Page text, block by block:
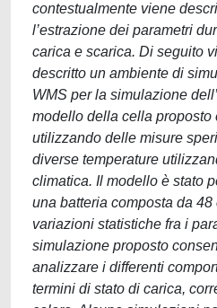
contestualmente viene
l’estrazione dei parametri
carica e scarica. Di seguito
descritto un ambiente di
WMS per la simulazione
modello della cella proposto
utilizzando delle misure
diverse temperature
climatica. Il modello è stato
una batteria composta da
variazioni statistiche fra i
simulazione proposto
analizzare i differenti
termini di stato di carica,